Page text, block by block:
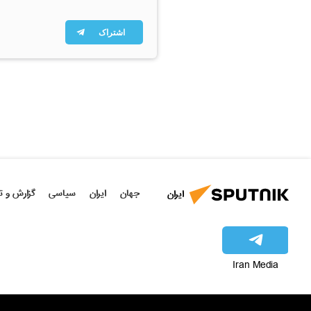
اشتراک
ایران جهان ایران سیاسی گزارش و
Iran Media